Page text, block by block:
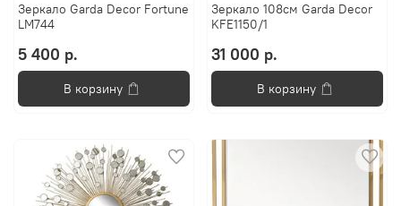
Зеркало Garda Decor Fortune
LM744
5 400 р.
В корзину
Зеркало 108см Garda Decor
KFE1150/1
31 000 р.
В корзину